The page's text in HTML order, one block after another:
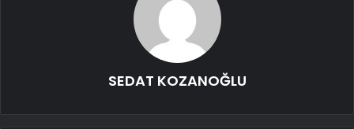
SEDAT KOZANOĞLU